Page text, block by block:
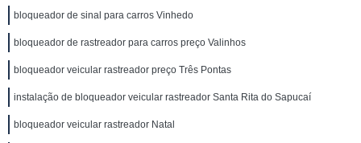
bloqueador de sinal para carros Vinhedo
bloqueador de rastreador para carros preço Valinhos
bloqueador veicular rastreador preço Três Pontas
instalação de bloqueador veicular rastreador Santa Rita do Sapucaí
bloqueador veicular rastreador Natal